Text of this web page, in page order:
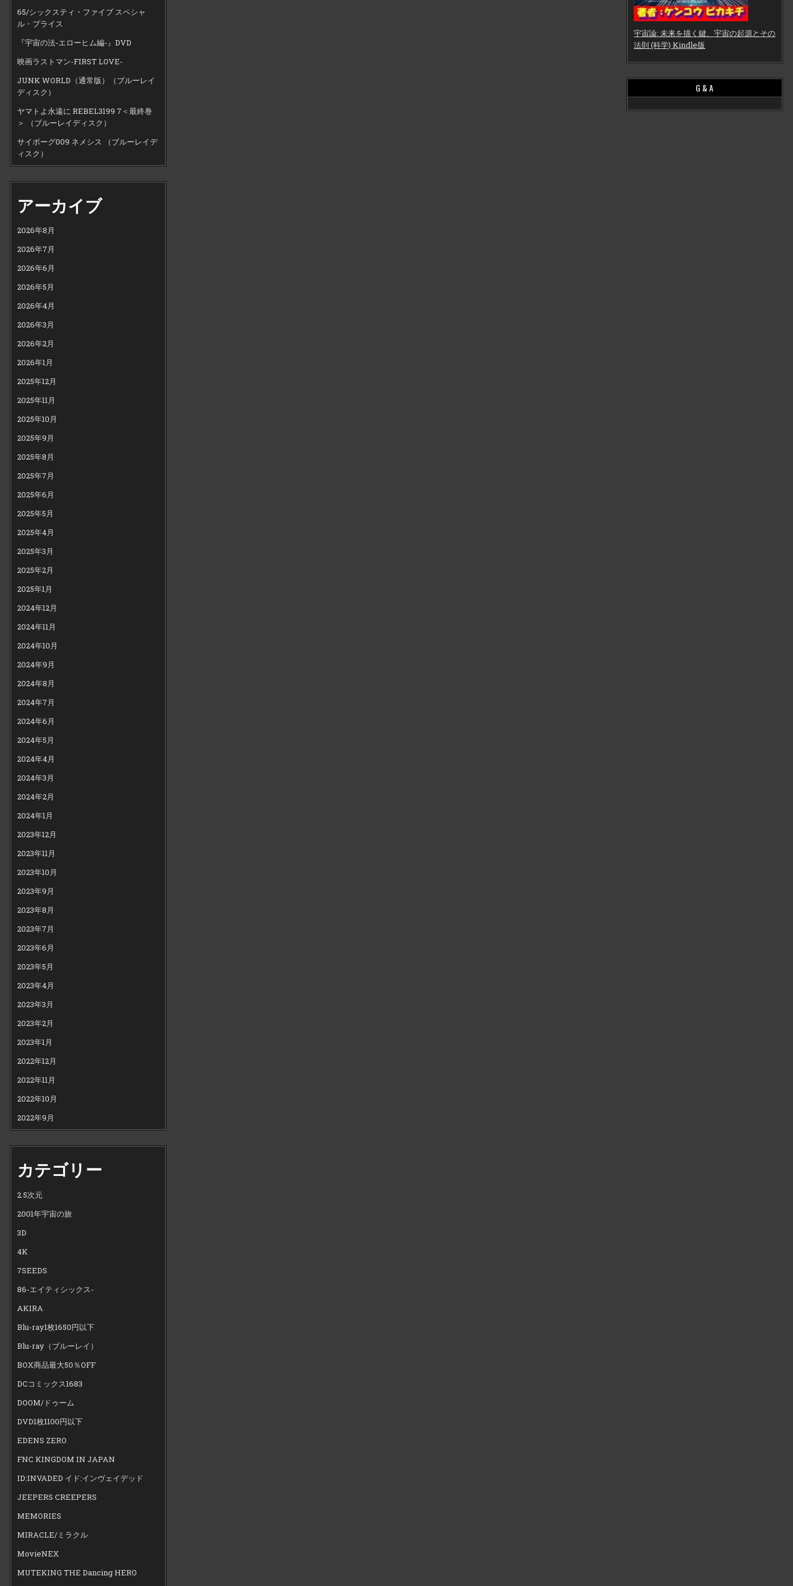
65/シックスティ・ファイブ スペシャ
ル・プライス
『宇宙の法-エローヒム編-』DVD
映画ラストマン-FIRST LOVE-
JUNK WORLD（通常版）（ブルーレイ
ディスク）
ヤマトよ永遠に REBEL3199 7＜最終巻
＞ （ブルーレイディスク）
サイボーグ009 ネメシス （ブルーレイデ
ィスク）
アーカイブ
2026年8月
2026年7月
2026年6月
2026年5月
2026年4月
2026年3月
2026年2月
2026年1月
2025年12月
2025年11月
2025年10月
2025年9月
2025年8月
2025年7月
2025年6月
2025年5月
2025年4月
2025年3月
2025年2月
2025年1月
2024年12月
2024年11月
2024年10月
2024年9月
2024年8月
2024年7月
2024年6月
2024年5月
2024年4月
2024年3月
2024年2月
2024年1月
2023年12月
2023年11月
2023年10月
2023年9月
2023年8月
2023年7月
2023年6月
2023年5月
2023年4月
2023年3月
2023年2月
2023年1月
2022年12月
2022年11月
2022年10月
2022年9月
カテゴリー
2.5次元
2001年宇宙の旅
3D
4K
7SEEDS
86-エイティシックス-
AKIRA
Blu-ray1枚1650円以下
Blu-ray（ブルーレイ）
BOX商品最大50％OFF
DCコミックス1683
DOOM/ドゥーム
DVD1枚1100円以下
EDENS ZERO
FNC KINGDOM IN JAPAN
ID:INVADED イド:インヴェイデッド
JEEPERS CREEPERS
MEMORIES
MIRACLE/ミラクル
MovieNEX
MUTEKING THE Dancing HERO
宇宙論: 未来を描く鍵、宇宙の起源とその
法則 (科学) Kindle版
G & A